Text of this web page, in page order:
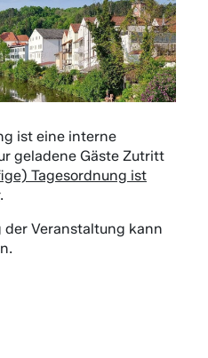
ist eine interne
geladene Gäste Zutritt
Tagesordnung ist
.
der Veranstaltung kann